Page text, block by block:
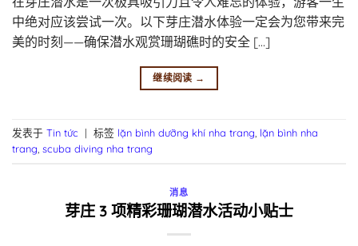
中绝对应该尝试一次。以下芽庄潜水体验一定会为您带来完
美的时刻——确保潜水观赏珊瑚礁时的安全 […]
继续阅读 →
发表于 Tin tức | 标签 lặn bình dưỡng khí nha trang lặn bình nha
trang scuba diving nha trang
消息
芽庄 3 项精彩珊瑚潜水活动小贴士